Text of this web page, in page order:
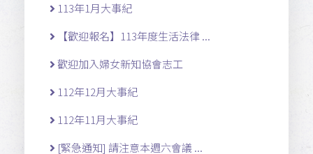
113年1月大事紀
【歡迎報名】113年度生活法律 ...
歡迎加入婦女新知協會志工
112年12月大事紀
112年11月大事紀
[緊急通知] 請注意本週六會議 ...